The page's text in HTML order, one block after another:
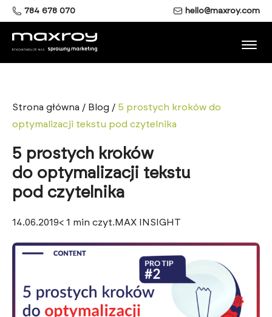
784 678 070 hello@maxroy.com
Strona główna / Blog / 5 prostych kroków do
optymalizacji tekstu pod czytelnika
5 prostych kroków
do optymalizacji tekstu
pod czytelnika
14.06.2019< 1 min czyt. MAX INSIGHT